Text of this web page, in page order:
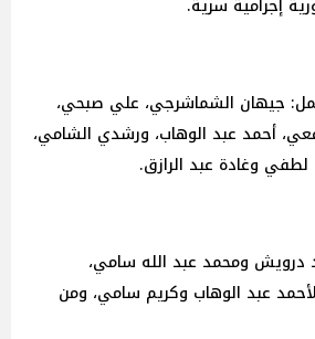
جيهان الشماشرجي، علي صبحي،
أحمد عبد الوهاب، ورشدي الشامي،
وغادة عبد الرازق.
درويش ومحمد عبد الله سامي،
عبد الوهاب وكريم سامي، ومن